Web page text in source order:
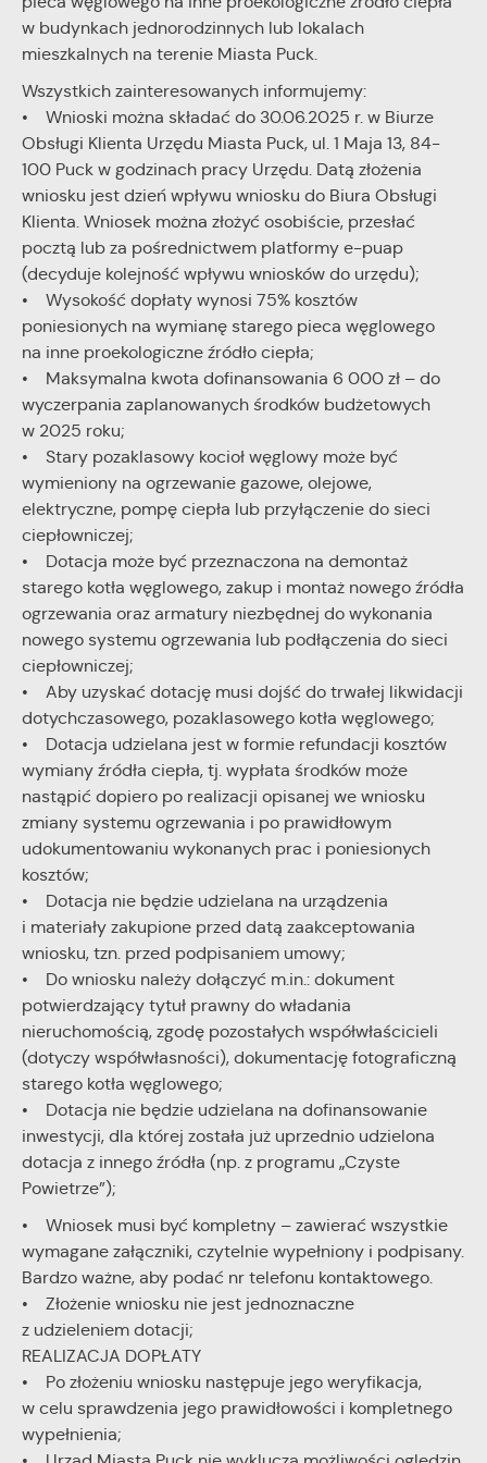
w budynkach jednorodzinnych lub lokalach
mieszkalnych na terenie Miasta Puck.
Wszystkich zainteresowanych informujemy:
• Wnioski można składać do 30.06.2025 r. w Biurze
Obsługi Klienta Urzędu Miasta Puck, ul. 1 Maja 13, 84-
100 Puck w godzinach pracy Urzędu. Datą złożenia
wniosku jest dzień wpływu wniosku do Biura Obsługi
Klienta. Wniosek można złożyć osobiście, przesłać
pocztą lub za pośrednictwem platformy e-puap
(decyduje kolejność wpływu wniosków do urzędu);
• Wysokość dopłaty wynosi 75% kosztów
poniesionych na wymianę starego pieca węglowego
na inne proekologiczne źródło ciepła;
• Maksymalna kwota dofinansowania 6 000 zł – do
wyczerpania zaplanowanych środków budżetowych
w 2025 roku;
• Stary pozaklasowy kocioł węglowy może być
wymieniony na ogrzewanie gazowe, olejowe,
elektryczne, pompę ciepła lub przyłączenie do sieci
ciepłowniczej;
• Dotacja może być przeznaczona na demontaż
starego kotła węglowego, zakup i montaż nowego źródła
ogrzewania oraz armatury niezbędnej do wykonania
nowego systemu ogrzewania lub podłączenia do sieci
ciepłowniczej;
• Aby uzyskać dotację musi dojść do trwałej likwidacji
dotychczasowego, pozaklasowego kotła węglowego;
• Dotacja udzielana jest w formie refundacji kosztów
wymiany źródła ciepła, tj. wypłata środków może
nastąpić dopiero po realizacji opisanej we wniosku
zmiany systemu ogrzewania i po prawidłowym
udokumentowaniu wykonanych prac i poniesionych
kosztów;
• Dotacja nie będzie udzielana na urządzenia
i materiały zakupione przed datą zaakceptowania
wniosku, tzn. przed podpisaniem umowy;
• Do wniosku należy dołączyć m.in.: dokument
potwierdzający tytuł prawny do władania
nieruchomością, zgodę pozostałych współwłaścicieli
(dotyczy współwłasności), dokumentację fotograficzną
starego kotła węglowego;
• Dotacja nie będzie udzielana na dofinansowanie
inwestycji, dla której została już uprzednio udzielona
dotacja z innego źródła (np. z programu „Czyste
Powietrze”);
• Wniosek musi być kompletny – zawierać wszystkie
wymagane załączniki, czytelnie wypełniony i podpisany.
Bardzo ważne, aby podać nr telefonu kontaktowego.
• Złożenie wniosku nie jest jednoznaczne
z udzieleniem dotacji;
REALIZACJA DOPŁATY
• Po złożeniu wniosku następuje jego weryfikacja,
w celu sprawdzenia jego prawidłowości i kompletnego
wypełnienia;
Twoich zwyczajów dotyczących przeglądanej witryny
internetowej. Treści promocyjne mogą pojawić się na
stronach podmiotów trzecich lub firm będących naszymi
charakterze pośredników prezentujących nasze treści w
postaci wiadomości, ofert, komunikatów mediów
społecznościowych.